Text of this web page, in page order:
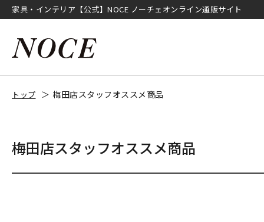
家具・インテリア【公式】NOCE ノーチェオンライン通販サイト
トップ 梅田店スタッフオススメ商品
梅田店スタッフオススメ商品